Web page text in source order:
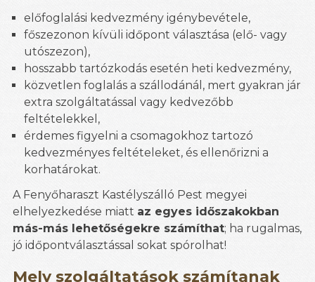
előfoglalási kedvezmény igénybevétele,
főszezonon kívüli időpont választása (elő- vagy
utószezon),
hosszabb tartózkodás esetén heti kedvezmény,
közvetlen foglalás a szállodánál, mert gyakran jár
extra szolgáltatással vagy kedvezőbb
feltételekkel,
érdemes figyelni a csomagokhoz tartozó
kedvezményes feltételeket, és ellenőrizni a
korhatárokat.
A Fenyőharaszt Kastélyszálló Pest megyei
elhelyezkedése miatt az egyes időszakokban
más-más lehetőségekre számíthat; ha rugalmas,
jó időpontválasztással sokat spórolhat!
Mely szolgáltatások számítanak